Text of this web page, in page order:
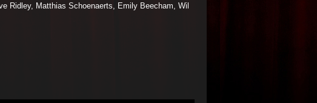
Ridley, Matthias Schoenaerts, Emily Beecham, Wil